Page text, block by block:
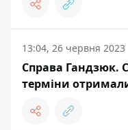
13:04, 26 червня 2023
Справа Гандзюк.
терміни